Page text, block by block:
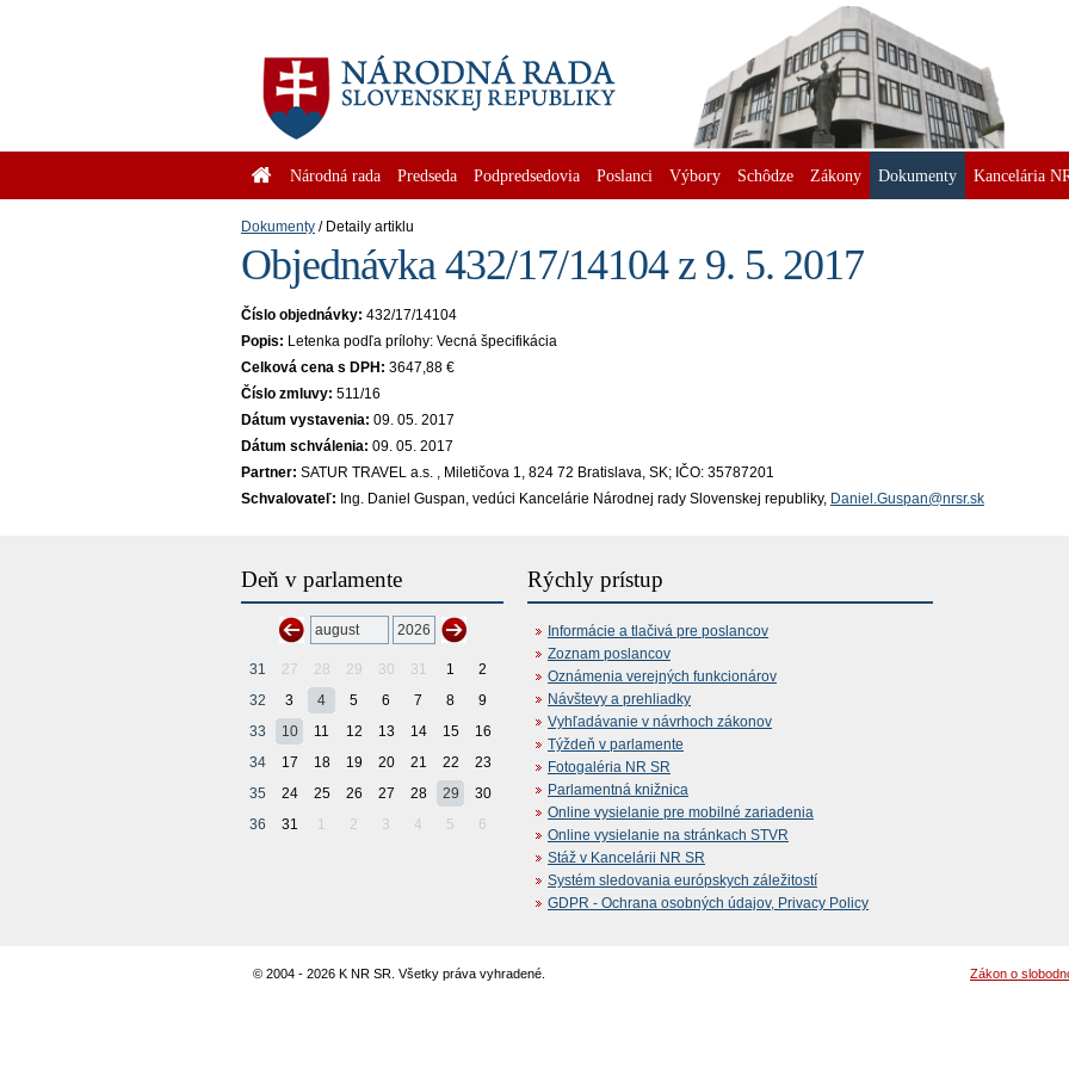
Národná rada Predseda Podpredsedovia Poslanci Výbory Schôdze Zákony Dokumenty Kancelária
Dokumenty Detaily artiklu
Objednávka 432/17/14104 z 9. 5. 2017
Číslo objednávky: 432/17/14104
Popis: Letenka podľa prílohy: Vecná špecifikácia
Celková cena s DPH: 3647,88 €
Číslo zmluvy: 511/16
Dátum vystavenia: 09. 05. 2017
Dátum schválenia: 09. 05. 2017
Partner: SATUR TRAVEL a.s. , Miletičova 1, 824 72 Bratislava, SK; IČO: 35787201
Schvalovateľ: Ing. Daniel Guspan, vedúci Kancelárie Národnej rady Slovenskej republiky, Daniel.Guspan@nrsr.sk
Deň v parlamente
31 27 28 29 30 31 1
2
32
3 4 5 6 7 8
9
33
10 11 12 13 14 15
16
34
17 18 19 20 21 22
23
35
24 25 26 27 28 29
30
36
31 1 2 3 4 5 6
Rýchly prístup
Informácie a tlačivá pre poslancov
Zoznam poslancov
Oznámenia verejných funkcionárov
Návštevy a prehliadky
Vyhľadávanie v návrhoch zákonov
Týždeň v parlamente
Fotogaléria NR SR
Parlamentná knižnica
Online vysielanie pre mobilné zariadenia
Online vysielanie na stránkach STVR
Stáž v Kancelárii NR SR
Systém sledovania európskych záležitostí
GDPR - Ochrana osobných údajov, Privacy Policy
© 2004 - 2026 K NR SR. Všetky práva vyhradené. Zákon o